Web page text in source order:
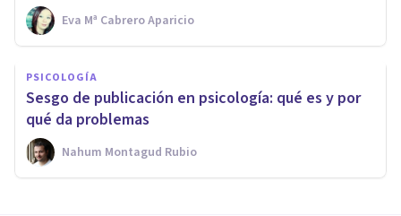
Eva Mª Cabrero Aparicio
PSICOLOGÍA
Sesgo de publicación en psicología: qué es y por
qué da problemas
Nahum Montagud Rubio